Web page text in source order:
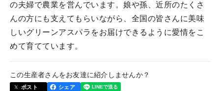
の夫婦で農業を営んでいます。娘や孫、近所のたくさ
んの方にも支えてもらいながら、全国の皆さんに美味
しいグリーンアスパラをお届けできるように愛情をこ
めて育てています。
この生産者さんをお友達に紹介しませんか？
ポスト シェア